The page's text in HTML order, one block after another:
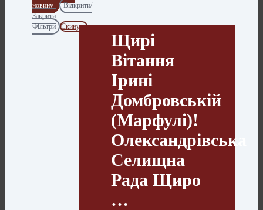
новину
Відкрити/
Закрити
Фільтри
Скинути
Щирі
Вітання
Ірині
Домбровській
(Марфулі)!
Олександрівська
Селищна
Рада Щиро
…